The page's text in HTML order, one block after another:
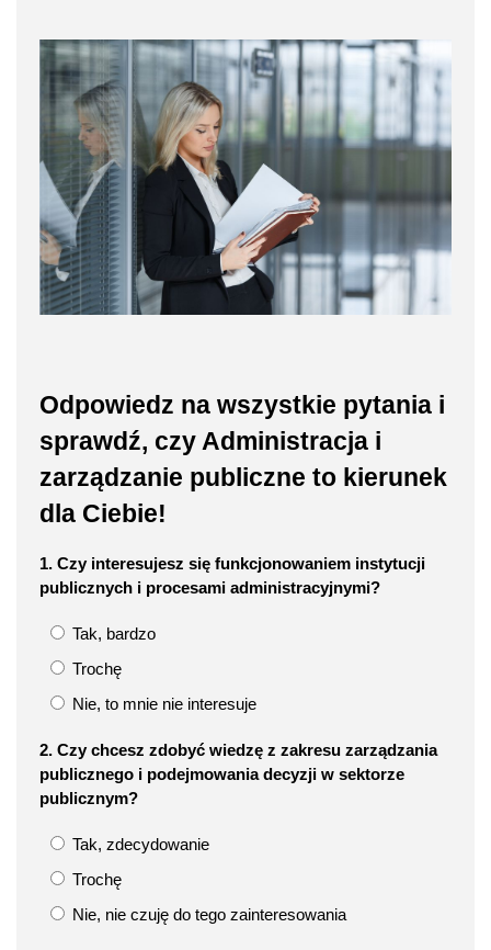
Odpowiedz na wszystkie pytania i
sprawdź, czy Administracja i
zarządzanie publiczne to kierunek
dla Ciebie!
1. Czy interesujesz się funkcjonowaniem instytucji
publicznych i procesami administracyjnymi?
Tak, bardzo
Trochę
Nie, to mnie nie interesuje
2. Czy chcesz zdobyć wiedzę z zakresu zarządzania
publicznego i podejmowania decyzji w sektorze
publicznym?
Tak, zdecydowanie
Trochę
Nie, nie czuję do tego zainteresowania